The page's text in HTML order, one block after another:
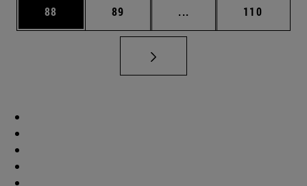
Página
88 Página
89 ... Páginas intermedias
Página
110